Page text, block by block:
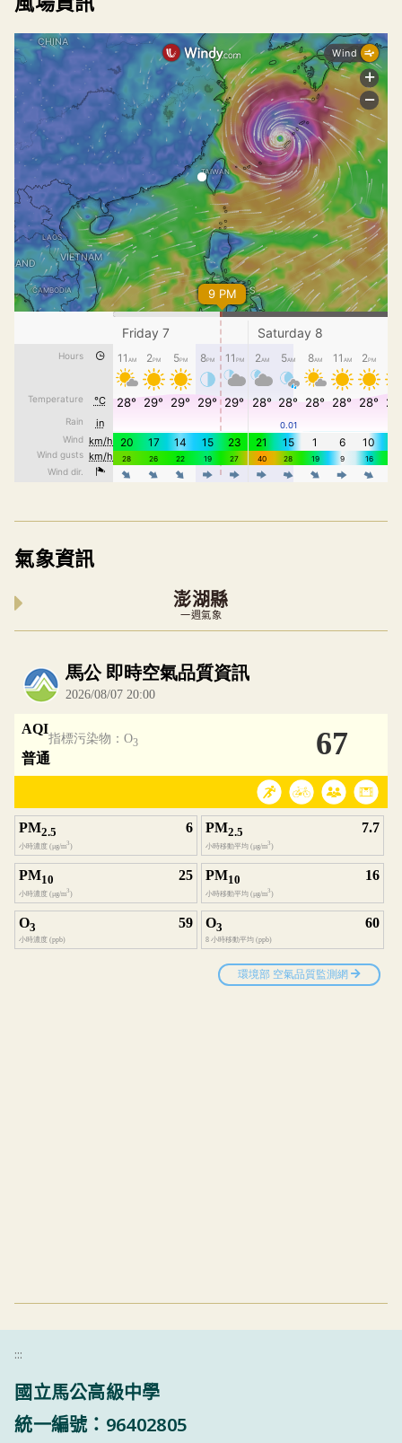
氣象資訊
澎湖縣
一週氣象
內嵌空氣品質小工具為視覺預覽，完整即時空
:::
國立馬公高級中學
統一編號：96402805